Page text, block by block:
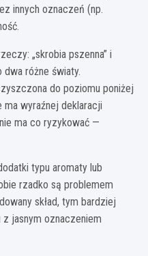
innych oznaczeń (np.
„skrobia pszenna” i
dwa różne światy.
do poziomu poniżej
ma wyraźnej deklaracji
ma co ryzykować —
typu aromaty lub
rzadko są problemem
skład, tym bardziej
jasnym oznaczeniem